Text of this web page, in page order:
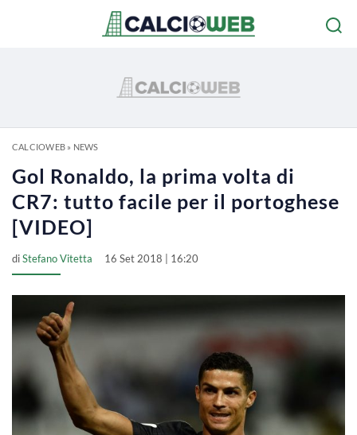
CALCIOWEB» NEWS
Gol Ronaldo, la prima volta di
CR7: tutto facile per il portoghese
[VIDEO]
diStefano Vitetta 16 Set 2018 | 16:20